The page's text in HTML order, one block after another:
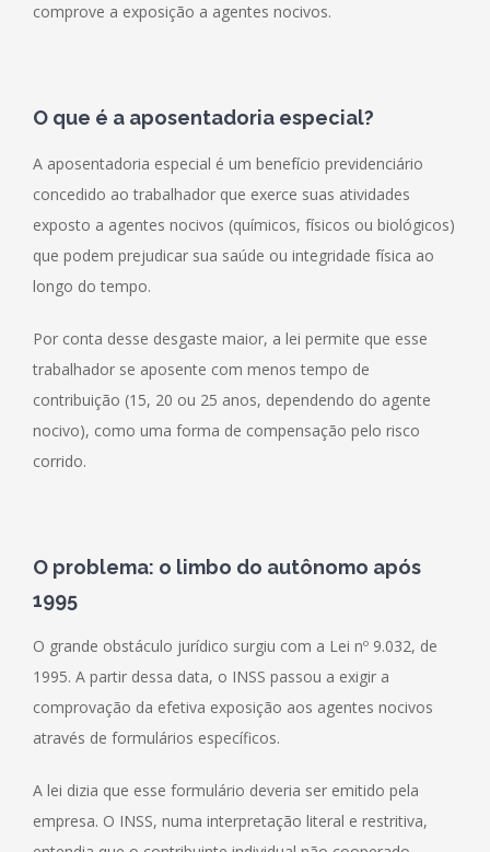
comprove a exposição a agentes nocivos.
O que é a aposentadoria especial?
A aposentadoria especial é um benefício previdenciário
concedido ao trabalhador que exerce suas atividades
exposto a agentes nocivos (químicos, físicos ou biológicos)
que podem prejudicar sua saúde ou integridade física ao
longo do tempo.
Por conta desse desgaste maior, a lei permite que esse
trabalhador se aposente com menos tempo de
contribuição (15, 20 ou 25 anos, dependendo do agente
nocivo), como uma forma de compensação pelo risco
corrido.
O problema: o limbo do autônomo após
1995
O grande obstáculo jurídico surgiu com a Lei nº 9.032, de
1995. A partir dessa data, o INSS passou a exigir a
comprovação da efetiva exposição aos agentes nocivos
através de formulários específicos.
A lei dizia que esse formulário deveria ser emitido pela
empresa. O INSS, numa interpretação literal e restritiva,